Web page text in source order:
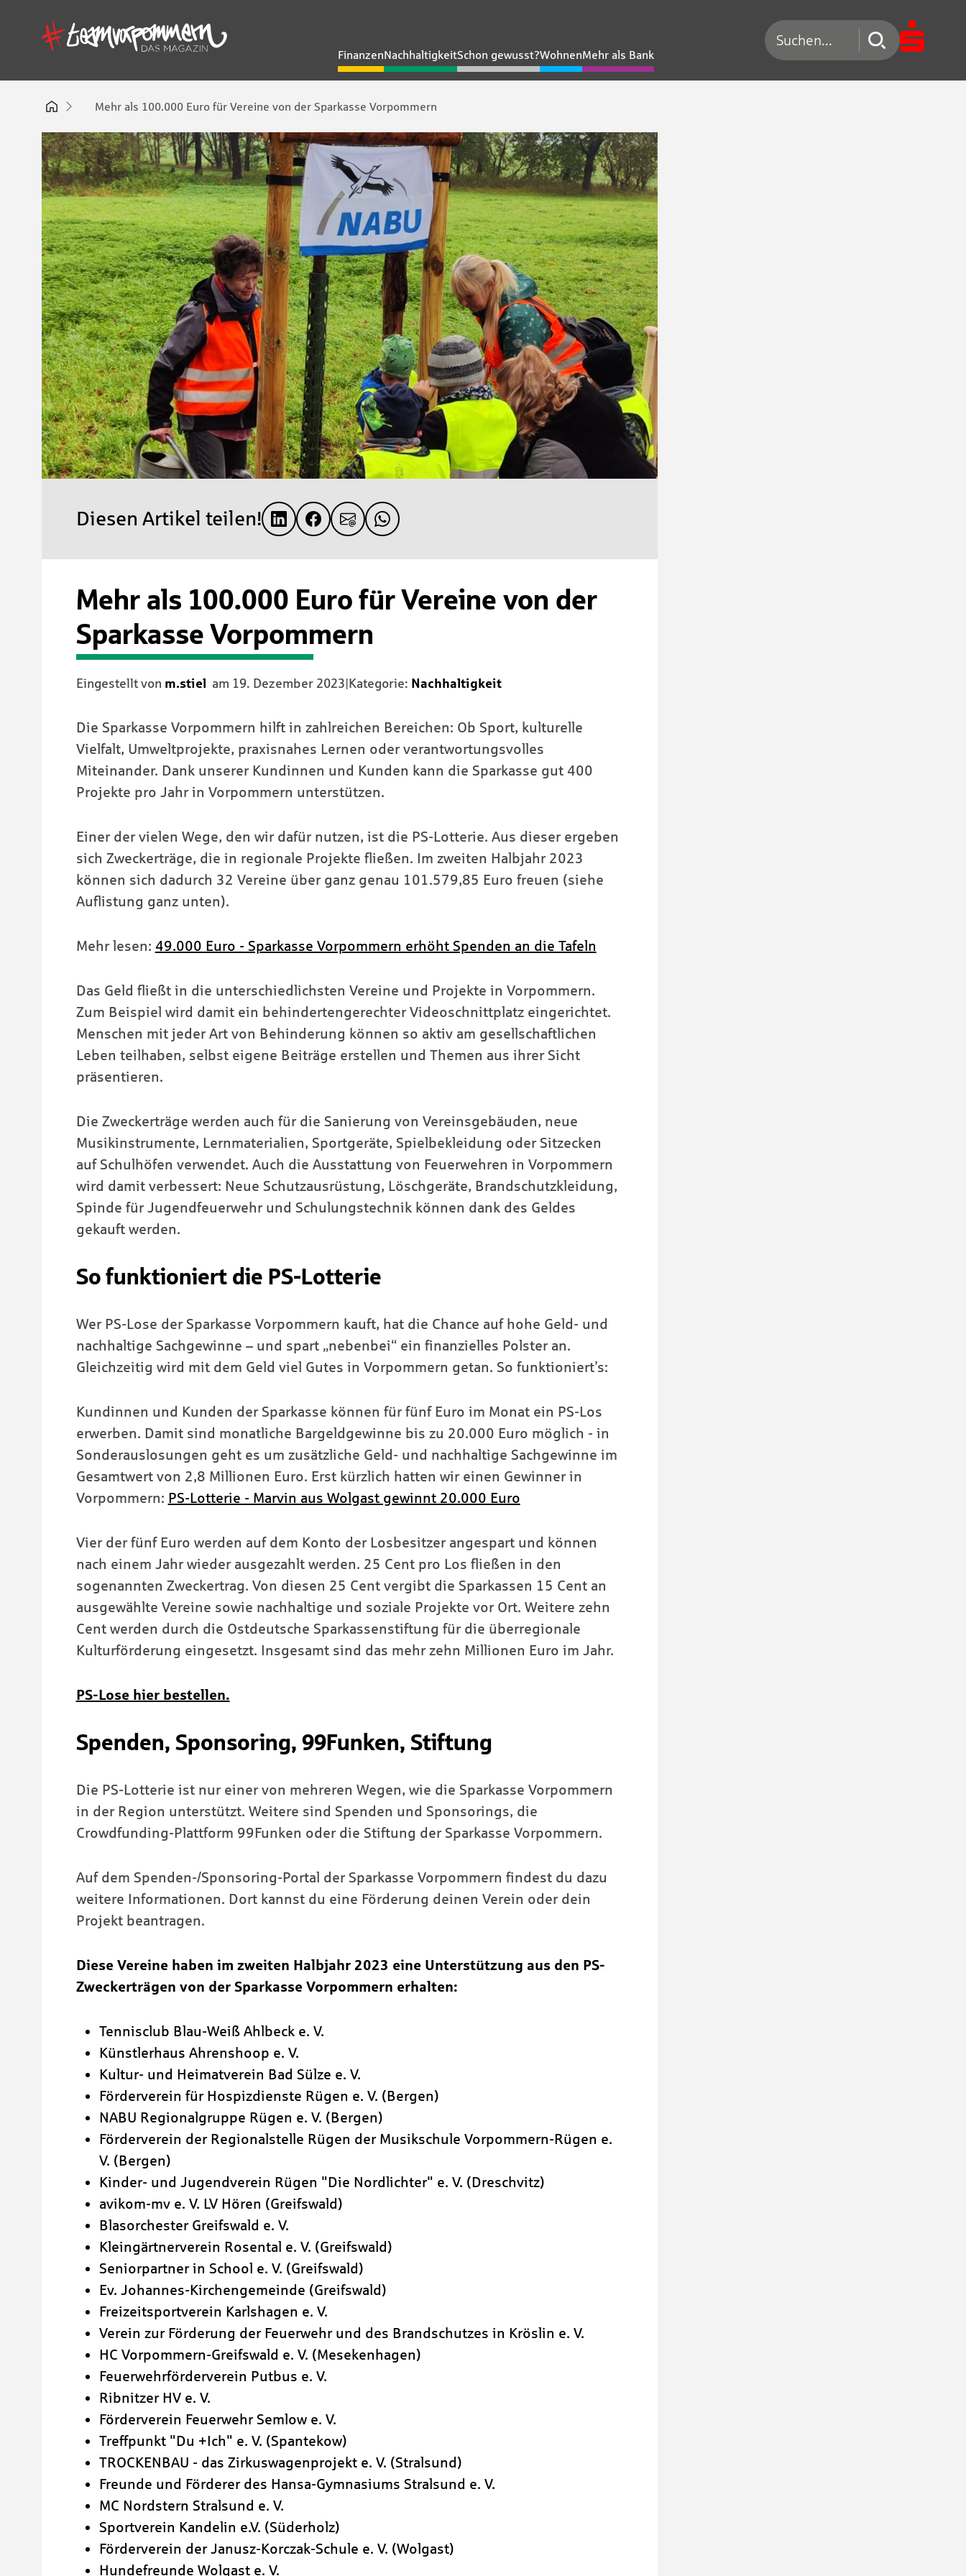
FinanzenNachhaltigkeitSchon gewusst?WohnenMehr als Bank
Suchen nach
Mehr als 100.000 Euro für Vereine von der Sparkasse Vorpommern
Diesen Artikel teilen!
Mehr als 100.000 Euro für Vereine von der
Sparkasse Vorpommern
Eingestellt von m.stiel am 19. Dezember 2023 Kategorie: Nachhaltigkeit
Die Sparkasse Vorpommern hilft in zahlreichen Bereichen: Ob Sport, kulturelle
Vielfalt, Umweltprojekte, praxisnahes Lernen oder verantwortungsvolles
Miteinander. Dank unserer Kundinnen und Kunden kann die Sparkasse gut 400
Projekte pro Jahr in Vorpommern unterstützen.
Einer der vielen Wege, den wir dafür nutzen, ist die PS-Lotterie. Aus dieser ergeben
sich Zweckerträge, die in regionale Projekte fließen. Im zweiten Halbjahr 2023
können sich dadurch 32 Vereine über ganz genau 101.579,85 Euro freuen (siehe
Auflistung ganz unten).
Mehr lesen: 49.000 Euro - Sparkasse Vorpommern erhöht Spenden an die Tafeln
Das Geld fließt in die unterschiedlichsten Vereine und Projekte in Vorpommern.
Zum Beispiel wird damit ein behindertengerechter Videoschnittplatz eingerichtet.
Menschen mit jeder Art von Behinderung können so aktiv am gesellschaftlichen
Leben teilhaben, selbst eigene Beiträge erstellen und Themen aus ihrer Sicht
präsentieren.
Die Zweckerträge werden auch für die Sanierung von Vereinsgebäuden, neue
Musikinstrumente, Lernmaterialien, Sportgeräte, Spielbekleidung oder Sitzecken
auf Schulhöfen verwendet. Auch die Ausstattung von Feuerwehren in Vorpommern
wird damit verbessert: Neue Schutzausrüstung, Löschgeräte, Brandschutzkleidung,
Spinde für Jugendfeuerwehr und Schulungstechnik können dank des Geldes
gekauft werden.
So funktioniert die PS-Lotterie
Wer PS-Lose der Sparkasse Vorpommern kauft, hat die Chance auf hohe Geld- und
nachhaltige Sachgewinne – und spart „nebenbei“ ein finanzielles Polster an.
Gleichzeitig wird mit dem Geld viel Gutes in Vorpommern getan. So funktioniert’s:
Kundinnen und Kunden der Sparkasse können für fünf Euro im Monat ein PS-Los
erwerben. Damit sind monatliche Bargeldgewinne bis zu 20.000 Euro möglich - in
Sonderauslosungen geht es um zusätzliche Geld- und nachhaltige Sachgewinne im
Gesamtwert von 2,8 Millionen Euro. Erst kürzlich hatten wir einen Gewinner in
Vorpommern: PS-Lotterie - Marvin aus Wolgast gewinnt 20.000 Euro
Vier der fünf Euro werden auf dem Konto der Losbesitzer angespart und können
nach einem Jahr wieder ausgezahlt werden. 25 Cent pro Los fließen in den
sogenannten Zweckertrag. Von diesen 25 Cent vergibt die Sparkassen 15 Cent an
ausgewählte Vereine sowie nachhaltige und soziale Projekte vor Ort. Weitere zehn
Cent werden durch die Ostdeutsche Sparkassenstiftung für die überregionale
Kulturförderung eingesetzt. Insgesamt sind das mehr zehn Millionen Euro im Jahr.
PS-Lose hier bestellen.
Spenden, Sponsoring, 99Funken, Stiftung
Die PS-Lotterie ist nur einer von mehreren Wegen, wie die Sparkasse Vorpommern
in der Region unterstützt. Weitere sind Spenden und Sponsorings, die
Crowdfunding-Plattform 99Funken oder die Stiftung der Sparkasse Vorpommern.
Auf dem Spenden-/Sponsoring-Portal der Sparkasse Vorpommern findest du dazu
weitere Informationen. Dort kannst du eine Förderung deinen Verein oder dein
Projekt beantragen.
Diese Vereine haben im zweiten Halbjahr 2023 eine Unterstützung aus den PS-
Zweckerträgen von der Sparkasse Vorpommern erhalten:
Tennisclub Blau-Weiß Ahlbeck e. V.
Künstlerhaus Ahrenshoop e. V.
Kultur- und Heimatverein Bad Sülze e. V.
Förderverein für Hospizdienste Rügen e. V. (Bergen)
NABU Regionalgruppe Rügen e. V. (Bergen)
Förderverein der Regionalstelle Rügen der Musikschule Vorpommern-Rügen e.
V. (Bergen)
Kinder- und Jugendverein Rügen "Die Nordlichter" e. V. (Dreschvitz)
avikom-mv e. V. LV Hören (Greifswald)
Blasorchester Greifswald e. V.
Kleingärtnerverein Rosental e. V. (Greifswald)
Seniorpartner in School e. V. (Greifswald)
Ev. Johannes-Kirchengemeinde (Greifswald)
Freizeitsportverein Karlshagen e. V.
Verein zur Förderung der Feuerwehr und des Brandschutzes in Kröslin e. V.
HC Vorpommern-Greifswald e. V. (Mesekenhagen)
Feuerwehrförderverein Putbus e. V.
Ribnitzer HV e. V.
Förderverein Feuerwehr Semlow e. V.
Treffpunkt "Du +Ich" e. V. (Spantekow)
TROCKENBAU - das Zirkuswagenprojekt e. V. (Stralsund)
Freunde und Förderer des Hansa-Gymnasiums Stralsund e. V.
MC Nordstern Stralsund e. V.
Sportverein Kandelin e.V. (Süderholz)
Förderverein der Janusz-Korczak-Schule e. V. (Wolgast)
Hundefreunde Wolgast e. V.